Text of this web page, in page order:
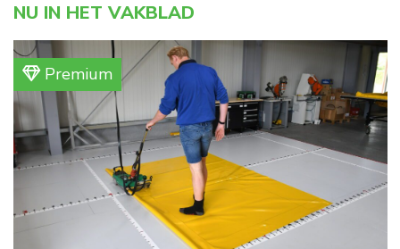
NU IN HET VAKBLAD
Premium